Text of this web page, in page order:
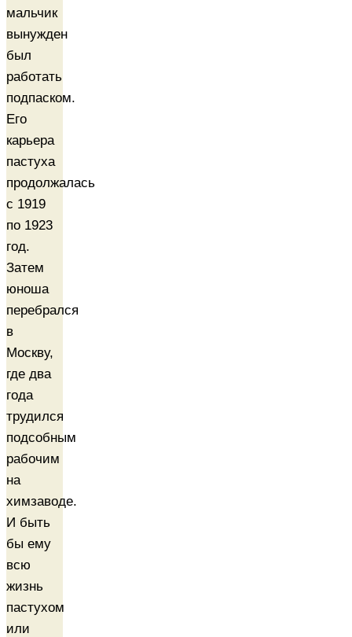
мальчик
вынужден
был
работать
подпаском.
Его
карьера
пастуха
продолжалась
с 1919
по 1923
год.
Затем
юноша
перебрался
в
Москву,
где два
года
трудился
подсобным
рабочим
на
химзаводе.
И быть
бы ему
всю
жизнь
пастухом
или